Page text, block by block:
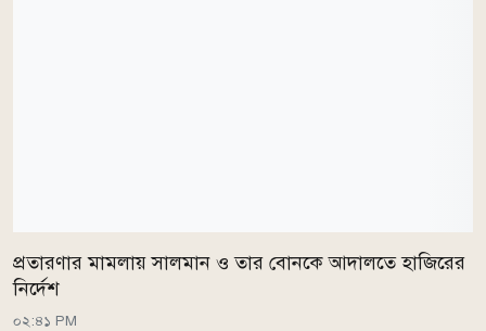
প্রতারণার মামলায় সালমান ও তার বোনকে আদালতে হাজিরের
নির্দেশ
০২:৪১ PM